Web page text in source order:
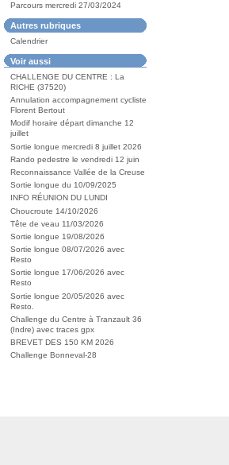
Parcours mercredi 27/03/2024
Autres rubriques
Calendrier
Voir aussi
CHALLENGE DU CENTRE : La
RICHE (37520)
Annulation accompagnement cycliste
Florent Bertout
Modif horaire départ dimanche 12
juillet
Sortie longue mercredi 8 juillet 2026
Rando pedestre le vendredi 12 juin
Reconnaissance Vallée de la Creuse
Sortie longue du 10/09/2025
INFO RÉUNION DU LUNDI
Choucroute 14/10/2026
Tête de veau 11/03/2026
Sortie longue 19/08/2026
Sortie longue 08/07/2026 avec
Resto
Sortie longue 17/06/2026 avec
Resto
Sortie longue 20/05/2026 avec
Resto.
Challenge du Centre à Tranzault 36
(Indre) avec traces gpx
BREVET DES 150 KM 2026
Challenge Bonneval-28